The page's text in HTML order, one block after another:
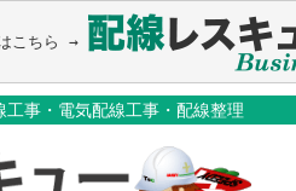
こちら →
事・電気配線工事・配線整理